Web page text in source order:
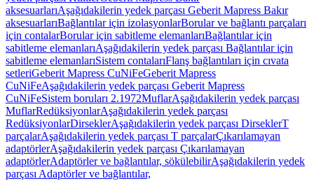
aksesuarlarıAşağıdakilerin yedek parçası Geberit Mapress Bakır
aksesuarlarıBağlantılar için izolasyonlarBorular ve bağlantı parçaları
için contalarBorular için sabitleme elemanlarıBağlantılar için
sabitleme elemanlarıAşağıdakilerin yedek parçası Bağlantılar için
sabitleme elemanlarıSistem contalarıFlanş bağlantıları için cıvata
setleriGeberit Mapress CuNiFeGeberit Mapress
CuNiFeAşağıdakilerin yedek parçası Geberit Mapress
CuNiFeSistem boruları 2.1972MuflarAşağıdakilerin yedek parçası
MuflarRedüksiyonlarAşağıdakilerin yedek parçası
RedüksiyonlarDirseklerAşağıdakilerin yedek parçası DirseklerT
parçalarAşağıdakilerin yedek parçası T parçalarÇıkarılamayan
adaptörlerAşağıdakilerin yedek parçası Çıkarılamayan
adaptörlerAdaptörler ve bağlantılar, sökülebilirAşağıdakilerin yedek
parçası Adaptörler ve bağlantılar,